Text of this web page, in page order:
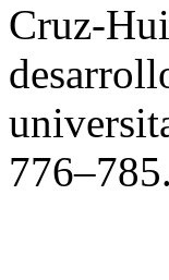
Cruz-
776–785.